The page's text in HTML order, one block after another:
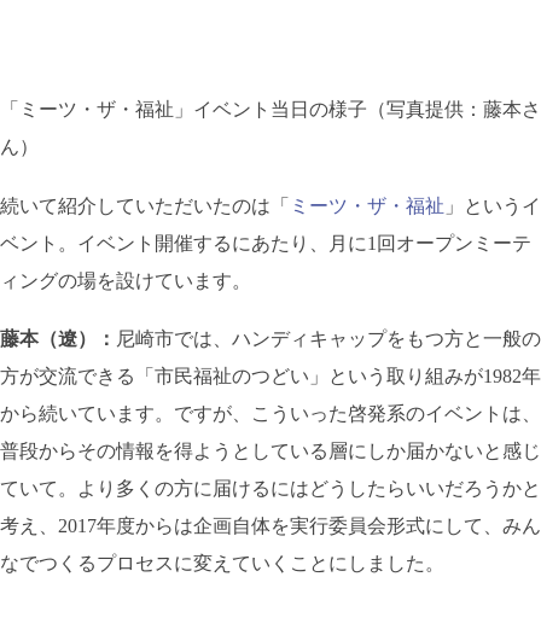
「ミーツ・ザ・福祉」イベント当日の様子（写真提供：藤本さ
ん）
続いて紹介していただいたのは「 ミーツ・ザ・福祉 」というイ
ベント。イベント開催するにあたり、月に1回オープンミーテ
ィングの場を設けています。
藤本（遼）： 尼崎市では、ハンディキャップをもつ方と一般の
方が交流できる「市民福祉のつどい」という取り組みが1982年
から続いています。ですが、こういった啓発系のイベントは、
普段からその情報を得ようとしている層にしか届かないと感じ
ていて。より多くの方に届けるにはどうしたらいいだろうかと
考え、2017年度からは企画自体を実行委員会形式にして、みん
なでつくるプロセスに変えていくことにしました。